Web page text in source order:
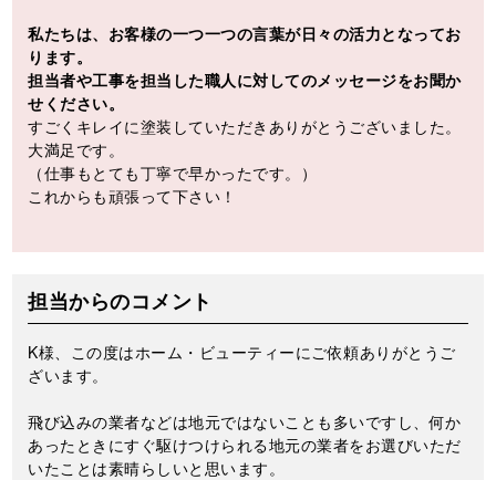
私たちは、お客様の一つ一つの言葉が日々の活力となってお
ります。
担当者や工事を担当した職人に対してのメッセージをお聞か
せください。
すごくキレイに塗装していただきありがとうございました。
大満足です。
（仕事もとても丁寧で早かったです。）
これからも頑張って下さい！
担当からのコメント
K様、この度はホーム・ビューティーにご依頼ありがとうご
ざいます。
飛び込みの業者などは地元ではないことも多いですし、何か
あったときにすぐ駆けつけられる地元の業者をお選びいただ
いたことは素晴らしいと思います。